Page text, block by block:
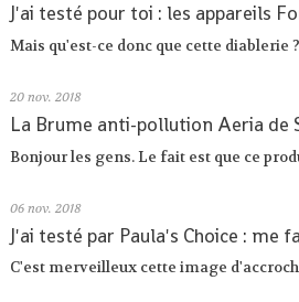
J'ai testé pour toi : les appareils
Mais qu'est-ce donc que cette diablerie ?
20 nov. 2018
La Brume anti-pollution Aeria de
Bonjour les gens. Le fait est que ce
06 nov. 2018
J'ai testé par Paula's Choice : me
C'est merveilleux cette image